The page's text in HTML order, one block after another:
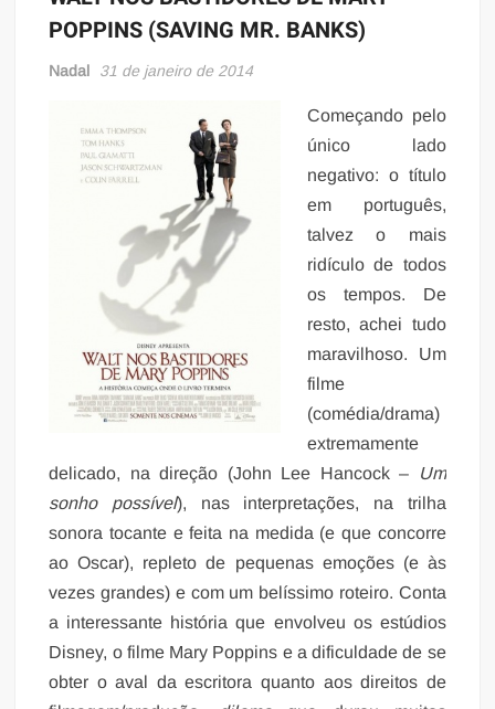
POPPINS (SAVING MR. BANKS)
Nadal 31 de janeiro de 2014
Começando pelo
único lado
negativo: o título
em português,
talvez o mais
ridículo de todos
os tempos. De
resto, achei tudo
maravilhoso. Um
filme
(comédia/drama)
extremamente
delicado, na direção (John Lee Hancock –
Um
sonho possível), nas interpretações, na trilha
sonora tocante e feita na medida (e que concorre
ao Oscar), repleto de pequenas emoções (e às
vezes grandes) e com um belíssimo roteiro. Conta
a interessante história que envolveu os estúdios
Disney, o filme Mary Poppins e a dificuldade de se
obter o aval da escritora quanto aos direitos de